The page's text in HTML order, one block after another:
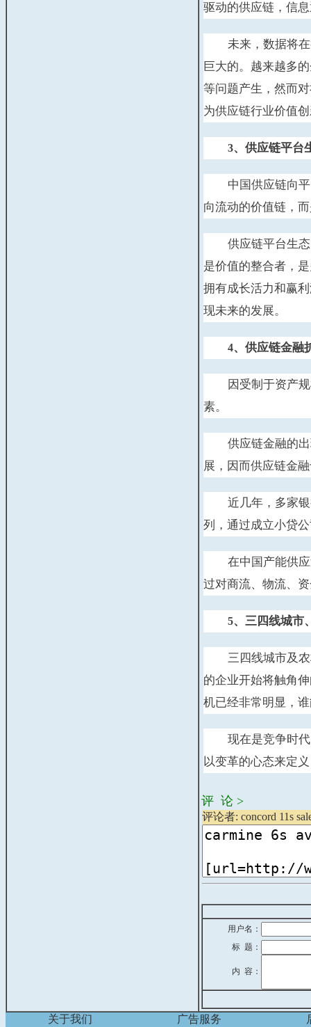
驱动的供应链，信
未来，数据将
巨大的。越来越多
等问题产生，然而
为供应链行业价值
3、供应链平台
中国供应链向
向流动的价值链，
供应链平台生
是价值的整合者，
拥有成长活力和赢
现未来的发展。
4、供应链金融
因受制于资产
素。
供应链金融的
展，因而供应链金
近几年，多家
列，通过成立小贷
在中国产能供
过对商流、物流、
5、三四线城市
三四线城市及
的企业开始将触角
机已经非常明显，
现在是竞争时
以变革的心态来定
评 论 >
评论者: concord 11s
用户名：
标 题：
内 容：
关于我们 广告服务